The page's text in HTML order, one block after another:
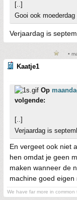
[..]
Gooi ook
Verjaardag is
•
Kaatje1
Op
volgende:
[..]
Verjaardag is
En vergeet ook niet
hen omdat je geen
maken wanneer de
machine goed
We have far more in